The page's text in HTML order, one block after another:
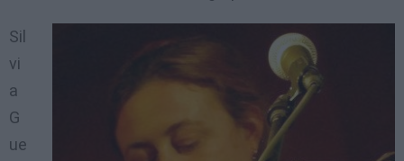
Sil
vi
a
G
ue